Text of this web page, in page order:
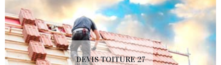
DEVIS TOITURE 27